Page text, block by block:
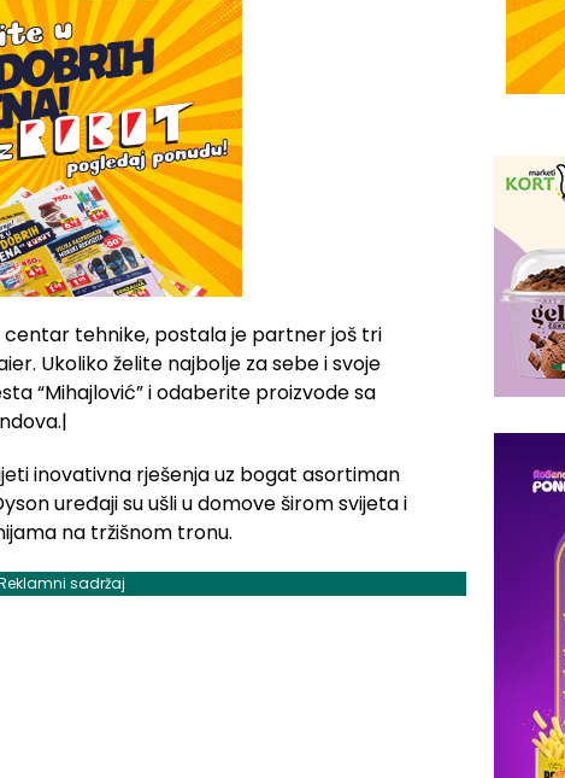
centar tehnike, postala je partner još tri
Ukoliko želite najbolje za sebe i svoje
“Mihajlović” i odaberite proizvode sa
inovativna rješenja uz bogat asortiman
uređaji su ušli u domove širom svijeta i
na tržišnom tronu.
sadržaj